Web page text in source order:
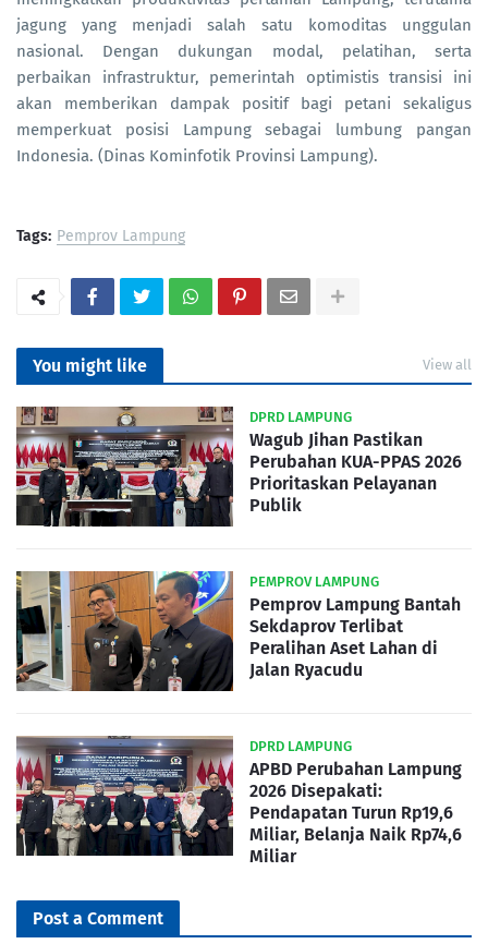
jagung yang menjadi salah satu komoditas unggulan
nasional. Dengan dukungan modal, pelatihan, serta
perbaikan infrastruktur, pemerintah optimistis transisi ini
akan memberikan dampak positif bagi petani sekaligus
memperkuat posisi Lampung sebagai lumbung pangan
Indonesia. (Dinas Kominfotik Provinsi Lampung).
Tags: Pemprov Lampung
You might like View all
DPRD LAMPUNG
Wagub Jihan Pastikan
Perubahan KUA-PPAS 2026
Prioritaskan Pelayanan
Publik
PEMPROV LAMPUNG
Pemprov Lampung Bantah
Sekdaprov Terlibat
Peralihan Aset Lahan di
Jalan Ryacudu
DPRD LAMPUNG
APBD Perubahan Lampung
2026 Disepakati:
Pendapatan Turun Rp19,6
Miliar, Belanja Naik Rp74,6
Miliar
Post a Comment